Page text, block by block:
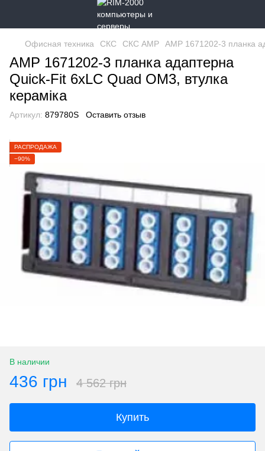
Офисная техника СКС СКС AMP AMP 1671202-3 планка
AMP 1671202-3 планка адаптерна
Quick-Fit 6xLC Quad OM3, втулка
керамiка
Артикул: 879780S Оставить отзыв
РАСПРОДАЖА
−90%
В наличии
436 грн 4 562 грн
Купить